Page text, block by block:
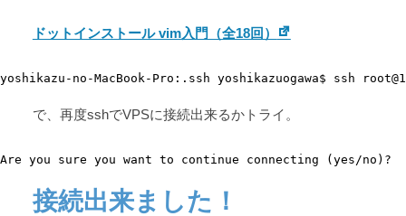
ドットインストール vim入門（全18回）
yoshikazu-no-MacBook-Pro:.ssh yoshikazuogawa$ ssh
で、再度sshでVPSに接続出来るかトライ。
Are you sure you want to continue connecting (yes/no)?
接続出来ました！